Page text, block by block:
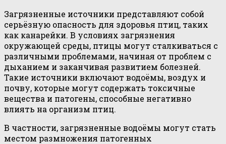
Загрязненные источники представляют собой
серьёзную опасность для здоровья птиц, таких
как канарейки. В условиях загрязнения
окружающей среды, птицы могут сталкиваться с
различными проблемами, начиная от проблем с
дыханием и заканчивая развитием болезней.
Такие источники включают водоёмы, воздух и
почву, которые могут содержать токсичные
вещества и патогены, способные негативно
влиять на организм птиц.
В частности, загрязненные водоёмы могут стать
местом размножения патогенных